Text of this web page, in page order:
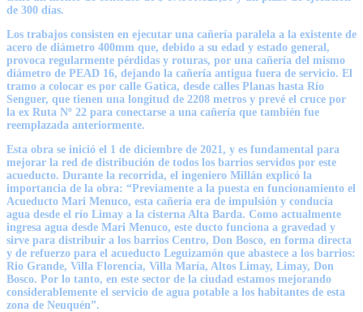
de 300 días.
Los trabajos consisten en ejecutar una cañería paralela a la existente de
acero de diámetro 400mm que, debido a su edad y estado general,
provoca regularmente pérdidas y roturas, por una cañería del mismo
diámetro de PEAD 16, dejando la cañería antigua fuera de servicio. El
tramo a colocar es por calle Gatica, desde calles Planas hasta Río
Senguer, que tienen una longitud de 2208 metros y prevé el cruce por
la ex Ruta Nº 22 para conectarse a una cañería que también fue
reemplazada anteriormente.
Esta obra se inició el 1 de diciembre de 2021, y es fundamental para
mejorar la red de distribución de todos los barrios servidos por este
acueducto. Durante la recorrida, el ingeniero Millán explicó la
importancia de la obra: “Previamente a la puesta en funcionamiento el
Acueducto Mari Menuco, esta cañería era de impulsión y conducía
agua desde el río Limay a la cisterna Alta Barda. Como actualmente
ingresa agua desde Mari Menuco, este ducto funciona a gravedad y
sirve para distribuir a los barrios Centro, Don Bosco, en forma directa
y de refuerzo para el acueducto Leguizamón que abastece a los barrios:
Rio Grande, Villa Florencia, Villa María, Altos Limay, Limay, Don
Bosco. Por lo tanto, en este sector de la ciudad estamos mejorando
considerablemente el servicio de agua potable a los habitantes de esta
zona de Neuquén”.